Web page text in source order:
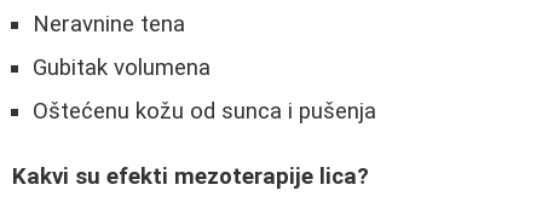
Neravnine tena
Gubitak volumena
Oštećenu kožu od sunca i pušenja
Kakvi su efekti mezoterapije lica?